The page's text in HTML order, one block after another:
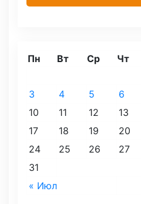
Пн Вт Ср Чт
« Июл
3
4 5 6
10
11 12 13
17
18 19 20
24
25 26 27
31